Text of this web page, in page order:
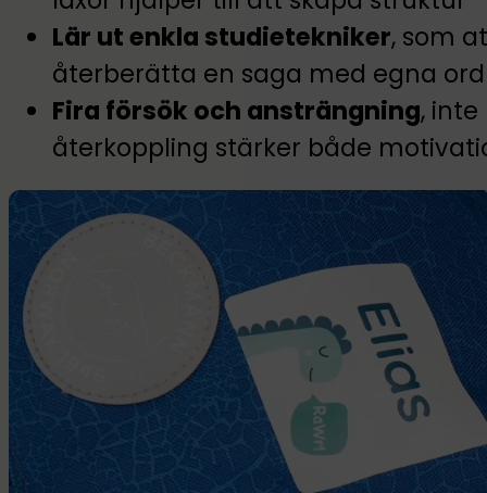
Lär ut enkla studietekniker, som
återberätta en saga med egna ord
Fira försök och ansträngning,
återkoppling stärker både